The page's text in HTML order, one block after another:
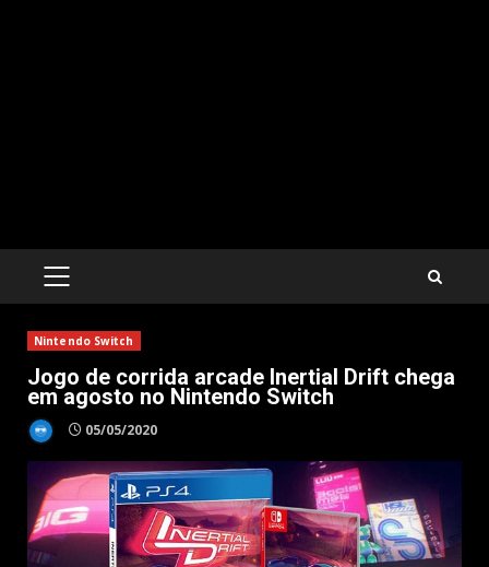
PRIMARY
Nintendo Switch
Jogo de corrida arcade Inertial Drift chega
em agosto no Nintendo Switch
05/05/2020